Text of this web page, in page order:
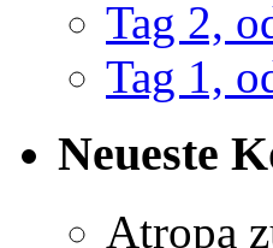
Tag 2,
Tag 1,
Neueste
Atropa